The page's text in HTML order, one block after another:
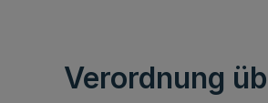
Verordnung